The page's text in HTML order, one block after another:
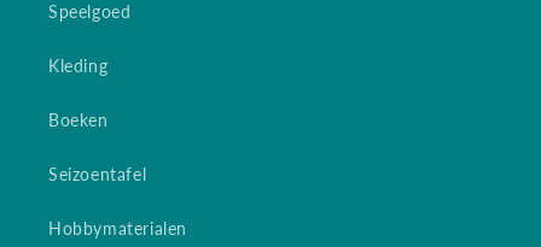
Speelgoed
Kleding
Boeken
Seizoentafel
Hobbymaterialen